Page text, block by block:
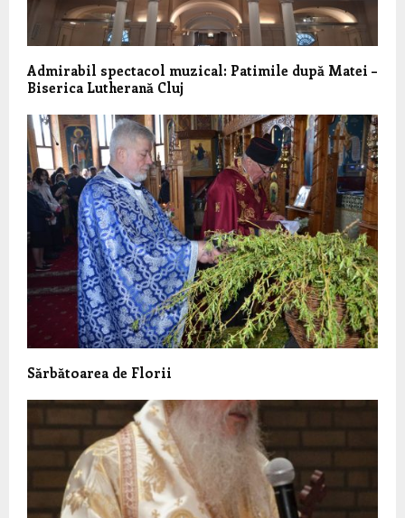
Admirabil spectacol muzical: Patimile după Matei –
Biserica Lutherană Cluj
Sărbătoarea de Florii